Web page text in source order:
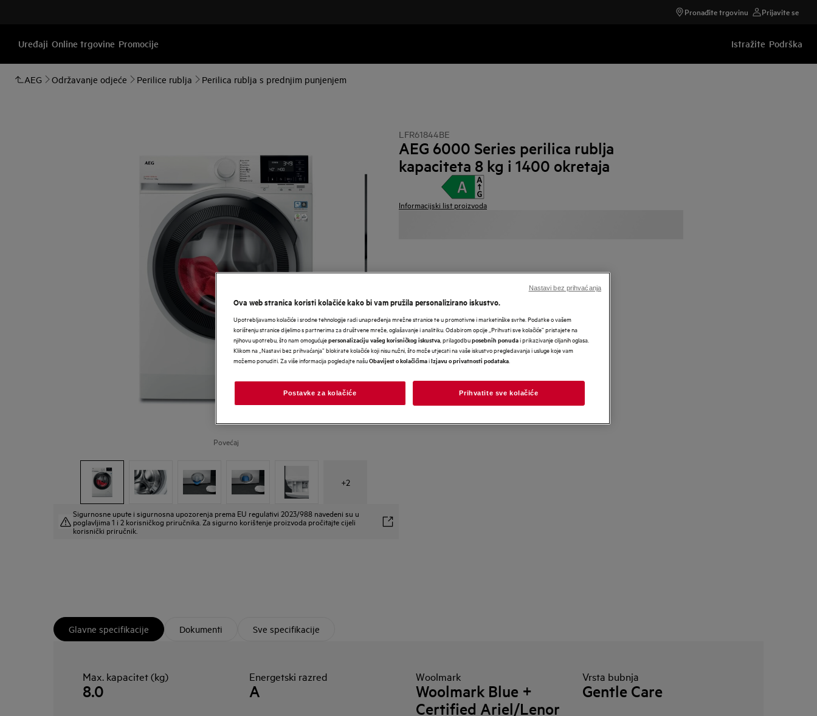
Pronađite trgovinu Prijavite se
Uređaji Online trgovine Promocije Istražite Podrška
AEG Održavanje odjeće Perilice rublja Perilica rublja s prednjim punjenjem
Povećaj
+2
Sigurnosne upute i sigurnosna upozorenja prema EU regulativi 2023/988 navedeni su u
poglavljima 1 i 2 korisničkog priručnika. Za sigurno korištenje proizvoda pročitajte cijeli
korisnički priručnik.
LFR61844BE
AEG 6000 Series perilica rublja
kapaciteta 8 kg i 1400 okretaja
Informacijski list proizvoda
Glavne specifikacije Dokumenti Sve specifikacije
Max. kapacitet (kg)
8.0
Energetski razred
A
Woolmark
Woolmark Blue +
Certified Ariel/Lenor
Vrsta bubnja
Gentle Care
Ova web stranica koristi kolačiće kako bi vam pružila personalizirano iskustvo.
Upotrebljavamo kolačiće i srodne tehnologije radi unapređenja mrežne stranice te u promotivne i marketinške svrhe. Podatke o vašem
korištenju stranice dijelimo s partnerima za društvene mreže, oglašavanje i analitiku. Odabirom opcije „Prihvati sve kolačiće” pristajete na
njihovu upotrebu, što nam omogućujepersonalizaciju vašeg korisničkog iskustva , prilagodbuposebnih ponudai prikazivanje ciljanih oglasa.
Klikom na „Nastavi bez prihvaćanja” blokirate kolačiće koji nisu nužni, što može utjecati na vaše iskustvo pregledavanja i usluge koje vam
možemo ponuditi. Za više informacija pogledajte našuObavijest o kolačićimaiIzjavu o privatnosti podataka
Postavke za kolačiće Prihvatite sve kolačiće
Nastavi bez prihvaćanja